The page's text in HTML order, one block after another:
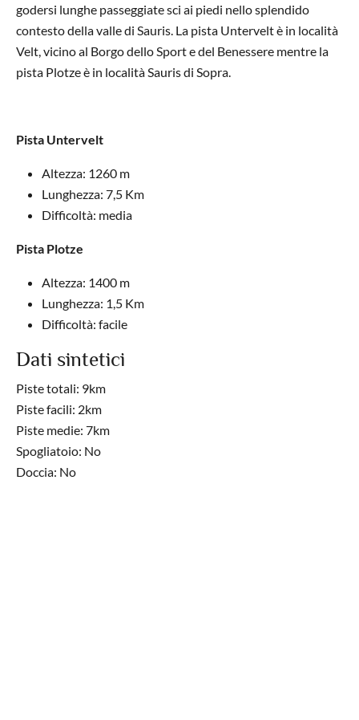
godersi lunghe passeggiate sci ai piedi nello splendido
contesto della valle di Sauris. La pista Untervelt è in località
Velt, vicino al Borgo dello Sport e del Benessere mentre la
pista Plotze è in località Sauris di Sopra.
Pista Untervelt
Altezza: 1260 m
Lunghezza: 7,5 Km
Difficoltà: media
Pista Plotze
Altezza: 1400 m
Lunghezza: 1,5 Km
Difficoltà: facile
Dati sintetici
Piste totali: 9km
Piste facili: 2km
Piste medie: 7km
Spogliatoio: No
Doccia: No